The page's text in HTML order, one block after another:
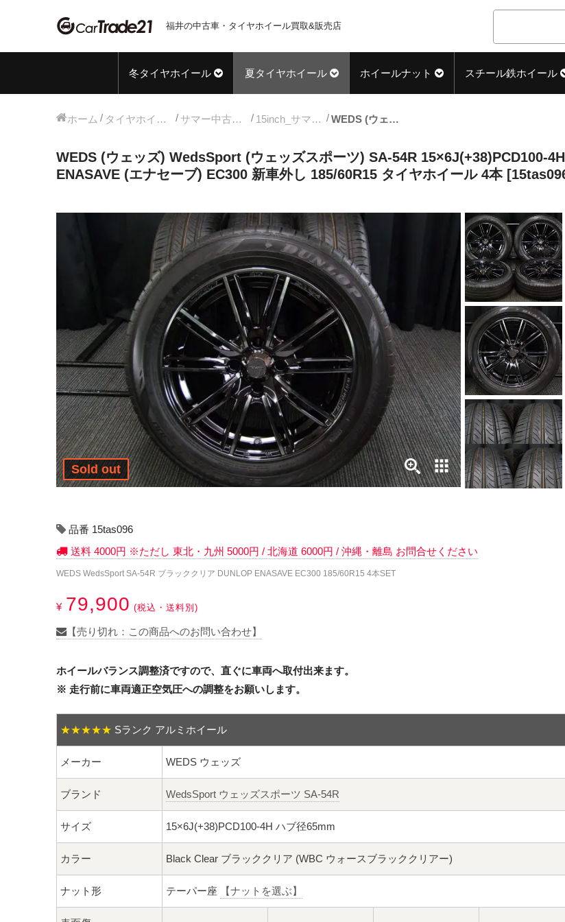
福井の中古車・タイヤホイール買取&販売店
冬タイヤホイール 夏タイヤホイール ホイールナット スチール鉄ホイール
ホーム タイヤホイールセット サマー中古タイヤホイール 15inch_サマー中古タイヤホイール WEDS (ウェッズ) WedsSport (ウェッズスポーツ) SA-54R 15×6J(+38)PCD100-4H 新品 ブラッククリア DUNLOP (ダンロップ) ENASAVE (エナセーブ) EC300 新車外し 185/60R15 タイヤホイール 4本 [15tas096]
WEDS (ウェッズ) WedsSport (ウェッズスポーツ) SA-54R 15×6J(+38)PCD100-
ENASAVE (エナセーブ) EC300 新車外し 185/60R15 タイヤホイール 4本
Sold out
品番 15tas096
送料 4000円 ※ただし 東北・九州 5000円 / 北海道 6000円 / 沖縄・離島 お問合せください
WEDS WedsSport SA-54R ブラッククリア DUNLOP ENASAVE EC300 185/60R15 4本SET
¥ 79,900 (税込・送料別)
【売り切れ：この商品へのお問い合わせ】
ホイールバランス調整済ですので、直ぐに車両へ取付出来ます。
※ 走行前に車両適正空気圧への調整をお願いします。
★★★★★ Sランク アルミホイール
メーカー WEDS ウェッズ
ブランド WedsSport ウェッズスポーツ SA-54R
サイズ 15×6J(+38)PCD100-4H ハブ径65mm
カラー Black Clear ブラッククリア (WBC ウォースブラッククリアー)
ナット形 テーパー座 【ナットを選ぶ】